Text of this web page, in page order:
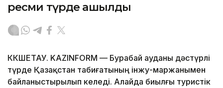
ресми түрде ашылды
КӨКШЕТАУ. KAZINFORM — Бурабай ауданы дәстүрлі
түрде Қазақстан табиғатының інжу-маржанымен
байланыстырылып келеді. Алайда биылғы туристік